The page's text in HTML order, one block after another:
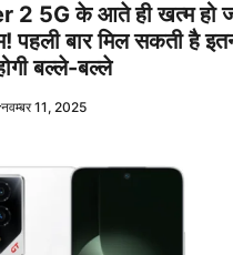
5G के आते ही खत्म हो
पहली बार मिल सकती है
बल्ले-बल्ले
नवम्बर 11, 2025